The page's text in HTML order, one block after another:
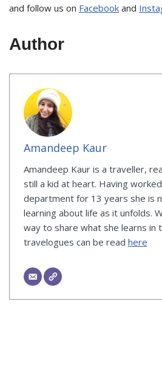
and follow us on Facebook and
Author
Amandeep Kaur
Amandeep Kaur is a traveller,
still a kid at heart. Having
department for 13 years she is
learning about life as it unfolds.
way to share what she learns in
travelogues can be read here